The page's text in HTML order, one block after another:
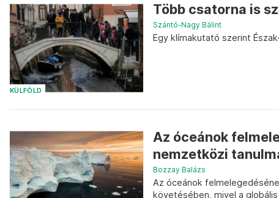
KÜLFÖLD
Több csatorna is
Szántó-Nagy Bálint
Egy klímakutató szerint
Az óceánok
nemzetközi
Bozzay Balázs
Az óceánok
követésében, mivel a